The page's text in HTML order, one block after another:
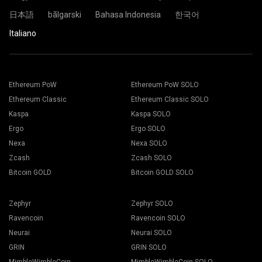
Vai alla scheda “Workers”
Seleziona i tuoi rigs e premi il pulsante “Mining".
Scegli il tuo portafoglio, moneta e miner dall'elenco a
pool di 2Miners.
Incolla l'indirizzo del tuo portafoglio nel campo Indirizzo e
Scegliere il gruppo di mining 2Miners. Quando viene
più vicina. Il luogo predefinito per l'Europa è l'UE.
日本語
bãlgarski Bahasa Indonesia
한국어
Italiano
Ethereum PoW
Ethereum Classic
Kaspa
Ergo
Nexa
Zcash
Bitcoin GOLD
Ethereum PoW SOLO
Ethereum Classic SOLO
Kaspa SOLO
Ergo SOLO
Nexa SOLO
Zcash SOLO
Bitcoin GOLD SOLO
Zephyr
Ravencoin
Neurai
GRIN
Zephyr SOLO
Ravencoin SOLO
Neurai SOLO
GRIN SOLO